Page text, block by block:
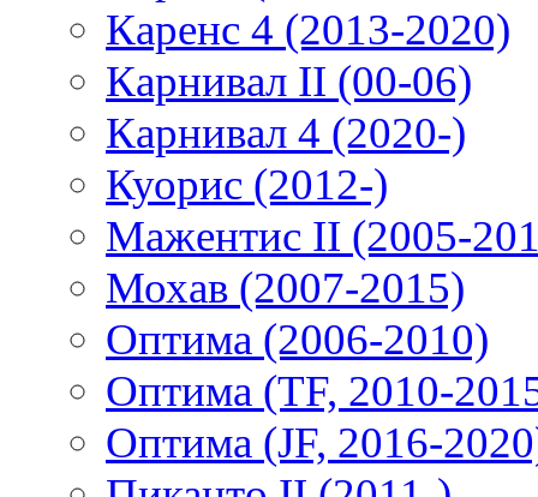
Каренс 4 (2013-2020)
Карнивал II (00-06)
Карнивал 4 (2020-)
Куорис (2012-)
Мажентис II (2005-
Мохав (2007-2015)
Оптима (2006-2010)
Оптима (TF, 2010-
Оптима (JF, 2016-